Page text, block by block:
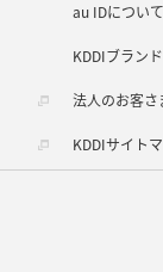
au IDについて
KDDIブラン
法人のお客さ
KDDIサイト